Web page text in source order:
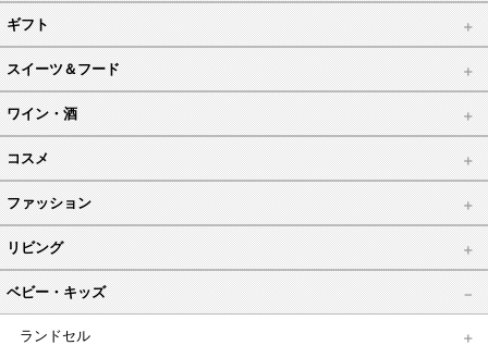
ギフト
スイーツ＆フード
ワイン・酒
コスメ
ファッション
リビング
ベビー・キッズ
ランドセル